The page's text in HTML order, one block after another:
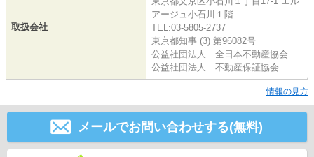
取扱会社
アージュ小石川１階
TEL:03-5805-2737
東京都知事 (3) 第96082号
公益社団法人 全日本不動産協会
公益社団法人 不動産保証協会
情報の見方
メールでお問い合わせする(無料)